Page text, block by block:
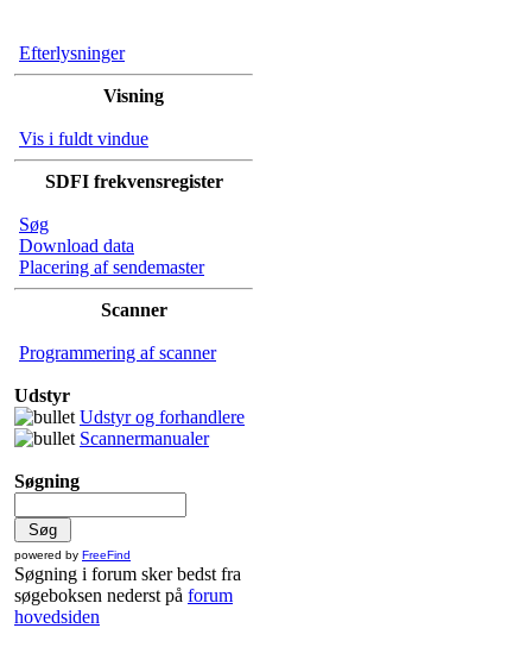
Efterlysninger
Visning
Vis i fuldt vindue
SDFI frekvensregister
Søg
Download data
Placering af sendemaster
Scanner
Programmering af scanner
Udstyr
Udstyr og forhandlere
Scannermanualer
Søgning
powered by FreeFind
Søgning i forum sker bedst fra
søgeboksen nederst på forum
hovedsiden